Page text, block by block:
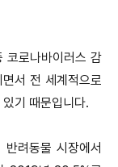
코로나바이러스 감
서 전 세계적으로
기 때문입니다.
려동물 시장에서